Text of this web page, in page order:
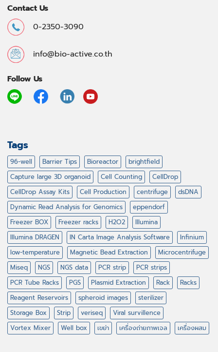
Contact Us
0-2350-3090
info@bio-active.co.th
Follow Us
Tags
96-well Barrier Tips Bioreactor
brightfield
Capture large 3D organoid
Cell Counting
CellDrop
CellDrop Assay Kits
Cell Production centrifuge
dsDNA
Dynamic Read Analysis for Genomics
eppendorf
Freezer BOX
Freezer racks H2O2
Illumina
Illumina DRAGEN
IN Carta Image Analysis Software
Infinium
low-temperature
Magnetic Bead Extraction
Microcentrifuge
Miseq
NGS NGS data PCR strip
PCR strips
PCR Tube Racks
PGS Plasmid Extraction Rack
Racks
Reagent Reservoirs
spheroid images
sterilizer
Storage Box
Strip veriseq
Viral survillence
Vortex Mixer
Well box เขย่า เครื่องถ่ายภาพเจล เครื่องผสม